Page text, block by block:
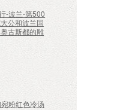
-波兰-第500
公和波兰国
古斯都的雕
粉红色冷汤